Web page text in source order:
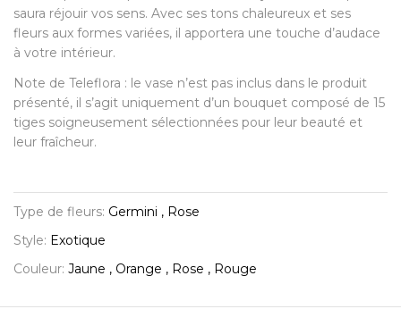
saura réjouir vos sens. Avec ses tons chaleureux et ses
fleurs aux formes variées, il apportera une touche d’audace
à votre intérieur.
Note de Teleflora : le vase n’est pas inclus dans le produit
présenté, il s’agit uniquement d’un bouquet composé de 15
tiges soigneusement sélectionnées pour leur beauté et
leur fraîcheur.
Type de fleurs: Germini , Rose
Style: Exotique
Couleur: Jaune , Orange , Rose , Rouge